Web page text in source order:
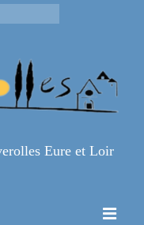
Eure et Loir